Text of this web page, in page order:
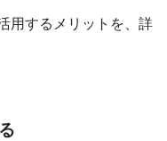
用するメリットを、詳